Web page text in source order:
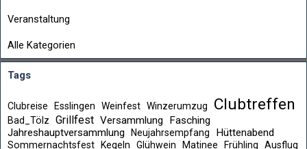
Veranstaltung
Alle Kategorien
Tags
Clubreise Esslingen Weinfest Winzerumzug Clubtreffen
Bad_Tölz Grillfest Versammlung Fasching
Jahreshauptversammlung
Neujahrsempfang Hüttenabend
Sommernachtsfest Kegeln Glühwein Matinee Frühling Ausflug